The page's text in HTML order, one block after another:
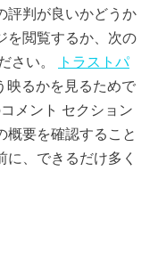
評判が良いかどうか
を閲覧するか、次の
さい。
トラストパ
映るかを見るためで
メント セクション
概要を確認すること
、できるだけ多く